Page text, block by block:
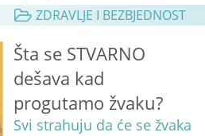
ZDRAVLJE I BEZBJEDNOST
Šta se STVARNO
dešava kad
progutamo žvaku?
Svi strahuju da će se žvaka